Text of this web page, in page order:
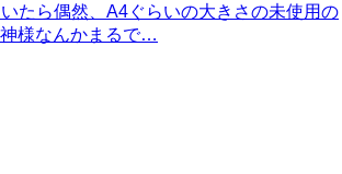
たら偶然、A4ぐらいの大きさの未使用の
様なんかまるで…